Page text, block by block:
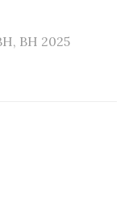
, BH 2025